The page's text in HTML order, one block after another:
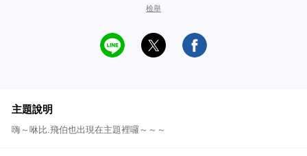
檢舉
主題說明
嗨～咻比.飛伯也出現在主題裡囉～～～